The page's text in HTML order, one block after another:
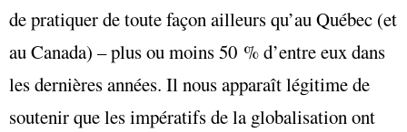
de pratiquer de toute façon ailleurs qu’au Québec (et
au Canada) – plus ou moins 50 % d’entre eux dans
les dernières années. Il nous apparaît légitime de
soutenir que les impératifs de la globalisation ont